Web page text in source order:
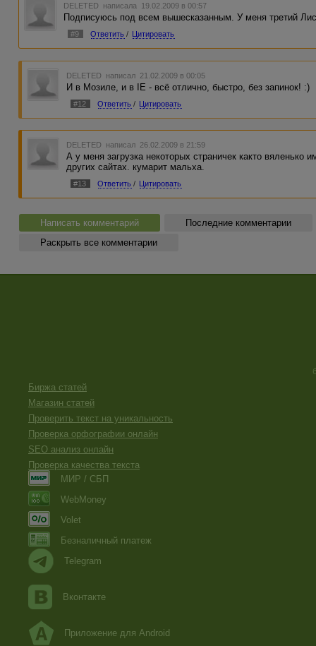
DELETED написала 19.02.2009 в 00:57
Подписуюсь под всем вышесказанным. У меня третий
#9 Ответить / Цитировать
DELETED написал 21.02.2009 в 00:05
И в Мозиле, и в IE - всё отлично, быстро, без запинок! :)
#12 Ответить / Цитировать
DELETED написал 26.02.2009 в 21:59
А у меня загрузка некоторых страничек както вяленько
других сайтах. кумарит мальха.
#13 Ответить / Цитировать
Написать комментарий
Последние комментарии
Раскрыть все комментарии
Биржа статей
Магазин статей
Проверить текст на уникальность
Проверка орфографии онлайн
SEO анализ онлайн
Проверка качества текста
МИР / СБП
WebMoney
Volet
Безналичный платеж
Telegram
Вконтакте
Приложение для Android